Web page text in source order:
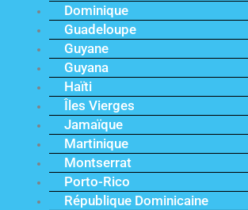
Dominique
Guadeloupe
Guyane
Guyana
Haïti
Îles Vierges
Jamaïque
Martinique
Montserrat
Porto-Rico
République Dominicaine